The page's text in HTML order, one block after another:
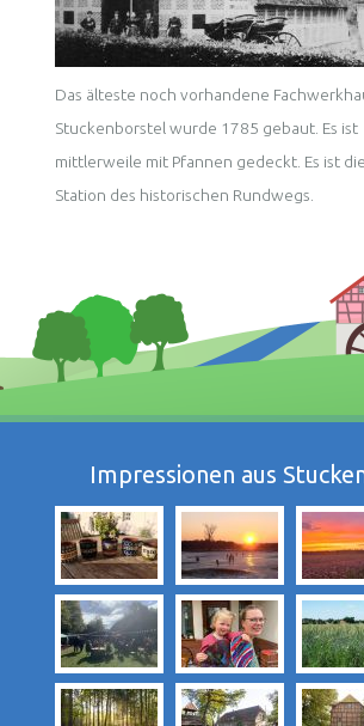
Das älteste noch vorhandene
Stuckenborstel wurde 1785 gebaut. Es ist
mittlerweile mit Pfannen gedeckt. Es ist
Station des historischen Rundwegs.
Impressionen aus